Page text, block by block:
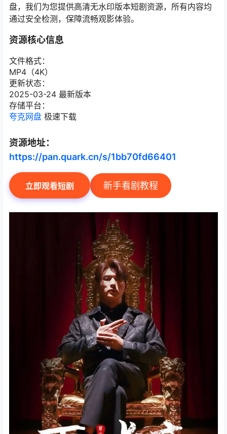
盘，我们为您提供高清无水印版本短剧资源，所有内容均
通过安全检测，保障流畅观影体验。
资源核心信息
文件格式：
MP4（4K）
更新状态：
2025-03-24 最新版本
存储平台：
夸克网盘 极速下载
资源地址：
https://pan.quark.cn/s/1bb70fd66401
立即观看短剧 新手看剧教程